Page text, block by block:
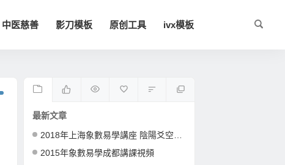
中医慈善 影刀模板 原创工具 ivx模板
最新文章
2018年上海象數易學講座 陰陽爻空間卦形
2015年象數易學成都講課視頻